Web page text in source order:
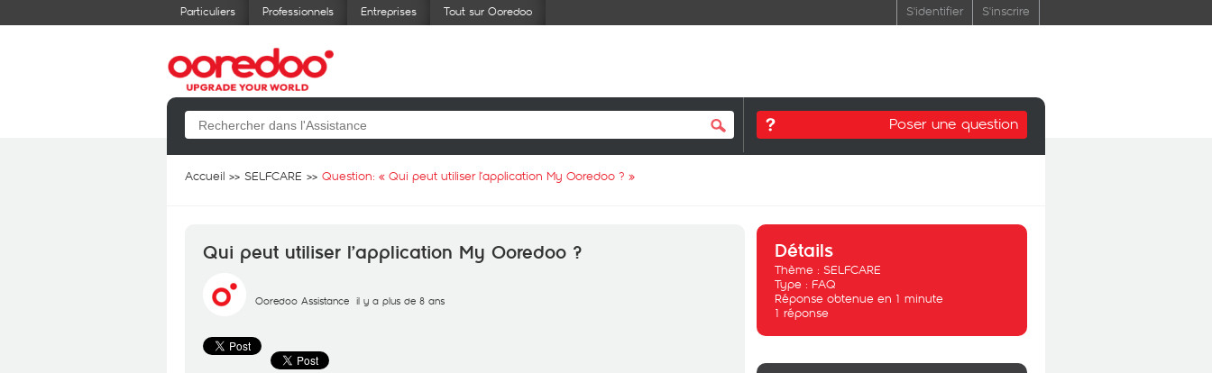
Particuliers Professionnels Entreprises Tout sur Ooredoo S'identifier S'inscrire
Poser une question
Accueil SELFCARE Question: « Qui peut utiliser l’application My Ooredoo ? »
Qui peut utiliser l’application My Ooredoo ?
Ooredoo Assistance il y a plus de 8 ans
Détails
Thème : SELFCARE
Type : FAQ
Réponse obtenue en 1 minute
1 réponse